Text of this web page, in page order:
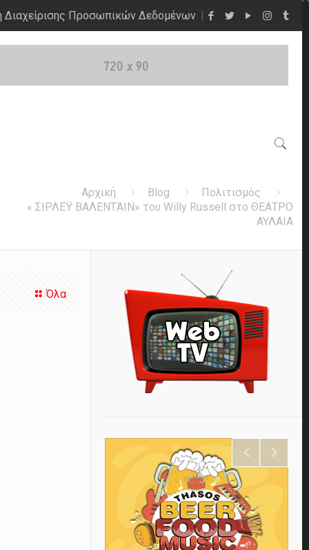
Διαχείρισης Προσωπικών Δεδομένων
Αρχική Blog
Πολιτισμός
« ΣΙΡΛΕΫ ΒΑΛΕΝΤΆΙΝ» του Willy Russell στο ΘΕΑΤΡΟ
ΑΥΛΑΙΑ
Όλα